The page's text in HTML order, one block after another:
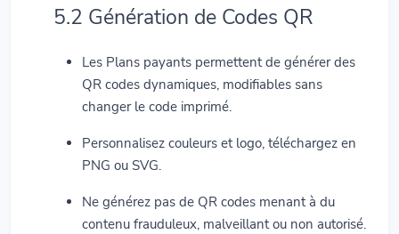
5.2 Génération de Codes QR
Les Plans payants permettent de générer des
QR codes dynamiques, modifiables sans
changer le code imprimé.
Personnalisez couleurs et logo, téléchargez en
PNG ou SVG.
Ne générez pas de QR codes menant à du
contenu frauduleux, malveillant ou non autorisé.